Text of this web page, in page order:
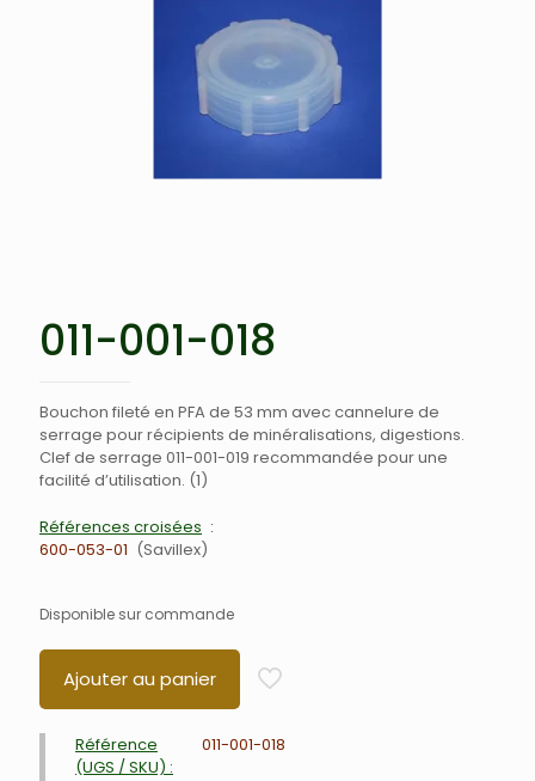
011-001-018
Bouchon fileté en PFA de 53 mm avec cannelure de
serrage pour récipients de minéralisations, digestions.
Clef de serrage 011-001-019 recommandée pour une
facilité d’utilisation. (1)
Références croisées
600-053-01
Savillex
Disponible sur commande
Ajouter au panier
Référence
(UGS / SKU) :
011-001-018